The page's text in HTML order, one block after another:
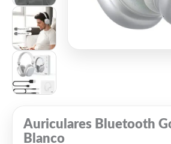
Auriculares Bluetooth
Blanco